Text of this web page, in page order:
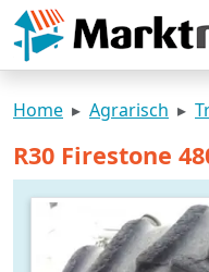
Home Agrarisch
R30 Firestone